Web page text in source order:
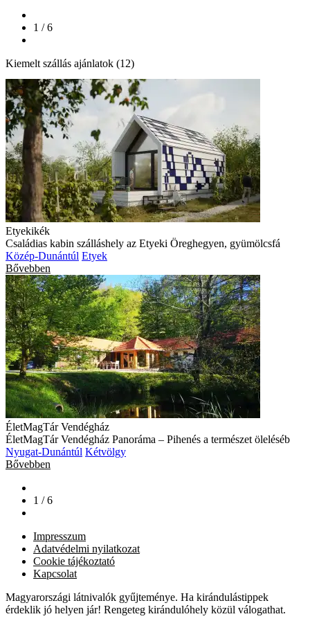
1 / 6
Kiemelt szállás ajánlatok (12)
Etyekikék
Családias kabin szálláshely az Etyeki Öreghegyen, gyümölcsfá
Közép-Dunántúl Etyek
Bővebben
ÉletMagTár Vendégház
ÉletMagTár Vendégház Panoráma – Pihenés a természet öleléséb
Nyugat-Dunántúl Kétvölgy
Bővebben
1 / 6
Impresszum
Adatvédelmi nyilatkozat
Cookie tájékoztató
Kapcsolat
Magyarországi látnivalók gyűjteménye. Ha kirándulástippek
érdeklik jó helyen jár! Rengeteg kirándulóhely közül válogathat.